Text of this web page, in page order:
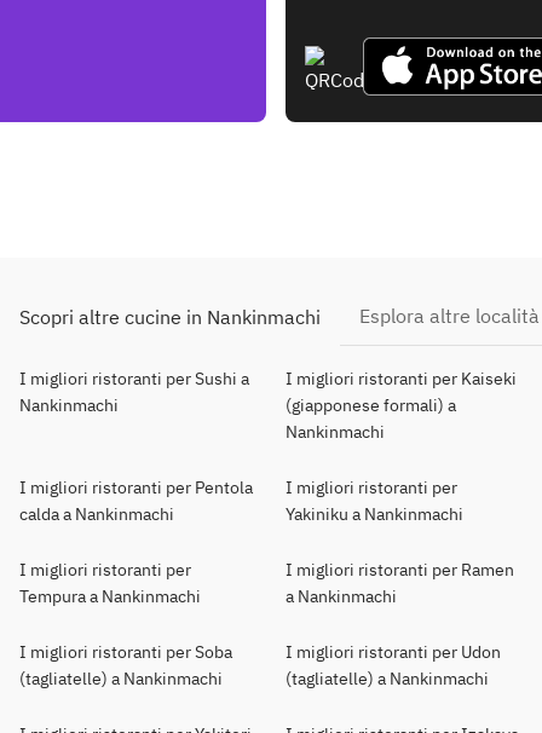
Scopri altre cucine in Nankinmachi Esplora altre località
I migliori ristoranti per Sushi a
Nankinmachi
I migliori ristoranti per Kaiseki
(giapponese formali) a
Nankinmachi
I migliori ristoranti per Pentola
calda a Nankinmachi
I migliori ristoranti per
Yakiniku a Nankinmachi
I migliori ristoranti per
Tempura a Nankinmachi
I migliori ristoranti per Ramen
a Nankinmachi
I migliori ristoranti per Soba
(tagliatelle) a Nankinmachi
I migliori ristoranti per Udon
(tagliatelle) a Nankinmachi